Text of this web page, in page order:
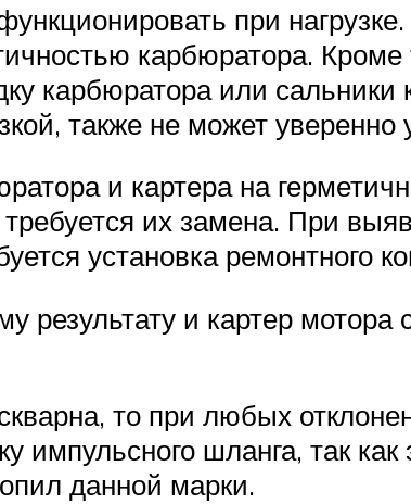
при
карбюратора.
карбюратора или сальники
также не может уверенно
и картера на
их замена. При
установка ремонтного
результату и картер
то при любых
импульсного шланга, так
данной марки.